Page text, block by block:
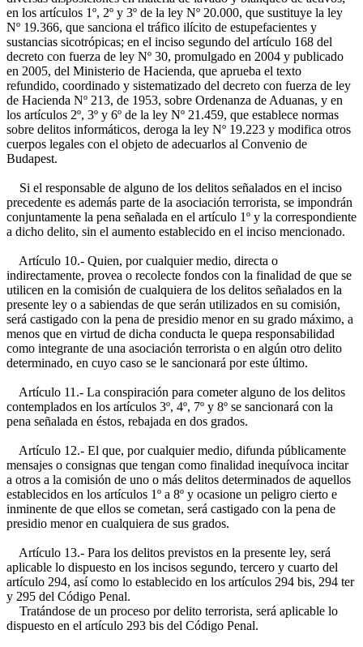
en los artículos 1º, 2º y 3º de la ley Nº 20.000, que sustituye la ley
Nº 19.366, que sanciona el tráfico ilícito de estupefacientes y
sustancias sicotrópicas; en el inciso segundo del artículo 168 del
decreto con fuerza de ley Nº 30, promulgado en 2004 y publicado
en 2005, del Ministerio de Hacienda, que aprueba el texto
refundido, coordinado y sistematizado del decreto con fuerza de ley
de Hacienda Nº 213, de 1953, sobre Ordenanza de Aduanas, y en
los artículos 2º, 3º y 6º de la ley Nº 21.459, que establece normas
sobre delitos informáticos, deroga la ley Nº 19.223 y modifica otros
cuerpos legales con el objeto de adecuarlos al Convenio de
Budapest.
Si el responsable de alguno de los delitos señalados en el inciso
precedente es además parte de la asociación terrorista, se impondrán
conjuntamente la pena señalada en el artículo 1º y la correspondiente
a dicho delito, sin el aumento establecido en el inciso mencionado.
Artículo 10.- Quien, por cualquier medio, directa o
indirectamente, provea o recolecte fondos con la finalidad de que se
utilicen en la comisión de cualquiera de los delitos señalados en la
presente ley o a sabiendas de que serán utilizados en su comisión,
será castigado con la pena de presidio menor en su grado máximo, a
menos que en virtud de dicha conducta le quepa responsabilidad
como integrante de una asociación terrorista o en algún otro delito
determinado, en cuyo caso se le sancionará por este último.
Artículo 11.- La conspiración para cometer alguno de los delitos
contemplados en los artículos 3º, 4º, 7º y 8º se sancionará con la
pena señalada en éstos, rebajada en dos grados.
Artículo 12.- El que, por cualquier medio, difunda públicamente
mensajes o consignas que tengan como finalidad inequívoca incitar
a otros a la comisión de uno o más delitos determinados de aquellos
establecidos en los artículos 1º a 8º y ocasione un peligro cierto e
inminente de que ellos se cometan, será castigado con la pena de
presidio menor en cualquiera de sus grados.
Artículo 13.- Para los delitos previstos en la presente ley, será
aplicable lo dispuesto en los incisos segundo, tercero y cuarto del
artículo 294, así como lo establecido en los artículos 294 bis, 294 ter
y 295 del Código Penal.
Tratándose de un proceso por delito terrorista, será aplicable lo
dispuesto en el artículo 293 bis del Código Penal.